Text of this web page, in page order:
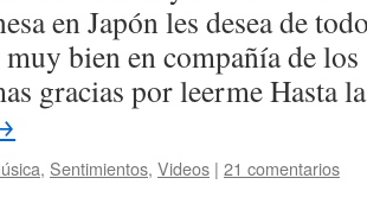
en Japón les desea de
bien en compañía de los
gracias por leerme Hasta
, Sentimientos, Videos | 21 comentarios